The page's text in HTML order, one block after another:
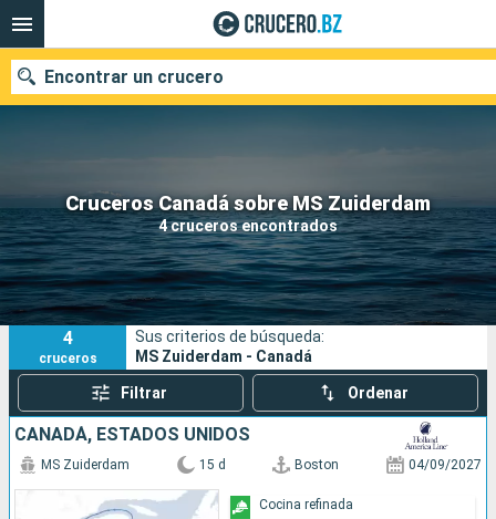
Cruceros Canadá sobre MS Zuiderdam
4 cruceros encontrados
Encontrar un crucero
Nuestros destinos
Fecha de salida
Puertos Compañías
Buscar
4
cruceros
Sus criterios de búsqueda:
MS Zuiderdam - Canadá
Filtrar Ordenar
CANADÁ, ESTADOS UNIDOS
MS Zuiderdam 15 d Boston 04/09/2027
Cocina refinada